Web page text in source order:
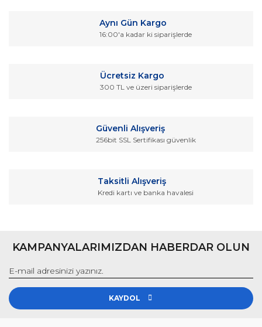
Yorum Yaz
Ürün resmi kalitesiz, bozuk veya görüntülenemiyor.
Ürün fiyatı diğer sitelerden daha pahalı.
Aynı Gün Kargo
16:00'a kadar ki siparişlerde
Ücretsiz Kargo
300 TL ve üzeri siparişlerde
Güvenli Alışveriş
256bit SSL Sertifikası güvenlik
Taksitli Alışveriş
Kredi kartı ve banka havalesi
KAMPANYALARIMIZDAN HABERDAR OLUN
KAYDOL